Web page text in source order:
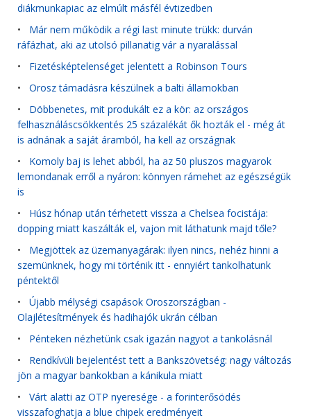
diákmunkapiac az elmúlt másfél évtizedben
• Már nem működik a régi last minute trükk: durván
ráfázhat, aki az utolsó pillanatig vár a nyaralással
• Fizetésképtelenséget jelentett a Robinson Tours
• Orosz támadásra készülnek a balti államokban
• Döbbenetes, mit produkált ez a kör: az országos
felhasználáscsökkentés 25 százalékát ők hozták el - még át
is adnának a saját áramból, ha kell az országnak
• Komoly baj is lehet abból, ha az 50 pluszos magyarok
lemondanak erről a nyáron: könnyen rámehet az egészségük
is
• Húsz hónap után térhetett vissza a Chelsea focistája:
dopping miatt kaszálták el, vajon mit láthatunk majd tőle?
• Megjöttek az üzemanyagárak: ilyen nincs, nehéz hinni a
szemünknek, hogy mi történik itt - ennyiért tankolhatunk
péntektől
• Újabb mélységi csapások Oroszországban -
Olajlétesítmények és hadihajók ukrán célban
• Pénteken nézhetünk csak igazán nagyot a tankolásnál
• Rendkívüli bejelentést tett a Bankszövetség: nagy változás
jön a magyar bankokban a kánikula miatt
• Várt alatti az OTP nyeresége - a forinterősödés
visszafoghatja a blue chipek eredményeit